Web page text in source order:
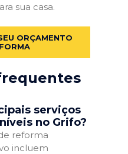
sua casa.
ORÇAMENTO
serviços
no Grifo?
reforma
incluem